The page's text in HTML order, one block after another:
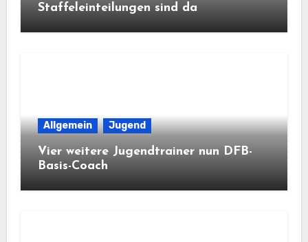
Staffeleinteilungen sind da
Allgemein Jugend
Vier weitere Jugendtrainer nun DFB-
Basis-Coach